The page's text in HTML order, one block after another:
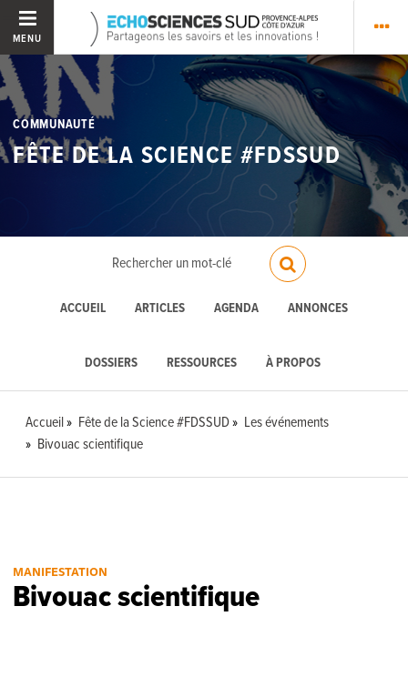
MENU
COMMUNAUTÉ
FÊTE DE LA SCIENCE #FDSSUD
ACCUEIL ARTICLES AGENDA ANNONCES
DOSSIERS RESSOURCES À PROPOS
Accueil Fête de la Science #FDSSUD
Les événements
Bivouac scientifique
MANIFESTATION
Bivouac scientifique